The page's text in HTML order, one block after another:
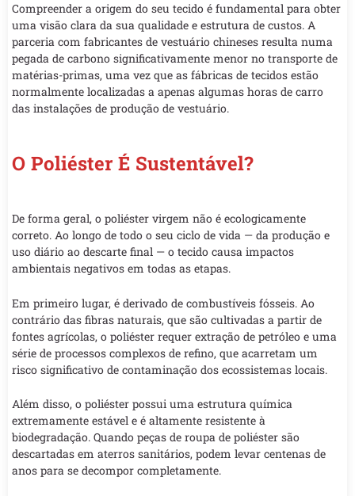
Compreender a origem do seu tecido é fundamental para obter
uma visão clara da sua qualidade e estrutura de custos. A
parceria com fabricantes de vestuário chineses resulta numa
pegada de carbono significativamente menor no transporte de
matérias-primas, uma vez que as fábricas de tecidos estão
normalmente localizadas a apenas algumas horas de carro
das instalações de produção de vestuário.
O Poliéster É Sustentável?
De forma geral, o poliéster virgem não é ecologicamente
correto. Ao longo de todo o seu ciclo de vida — da produção e
uso diário ao descarte final — o tecido causa impactos
ambientais negativos em todas as etapas.
Em primeiro lugar, é derivado de combustíveis fósseis. Ao
contrário das fibras naturais, que são cultivadas a partir de
fontes agrícolas, o poliéster requer extração de petróleo e uma
série de processos complexos de refino, que acarretam um
risco significativo de contaminação dos ecossistemas locais.
Além disso, o poliéster possui uma estrutura química
extremamente estável e é altamente resistente à
biodegradação. Quando peças de roupa de poliéster são
descartadas em aterros sanitários, podem levar centenas de
anos para se decompor completamente.